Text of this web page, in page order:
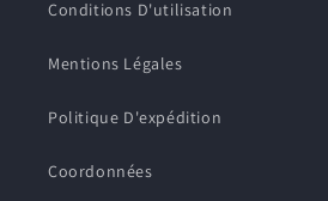
Conditions D'utilisation
Mentions Légales
Politique D'expédition
Coordonnées